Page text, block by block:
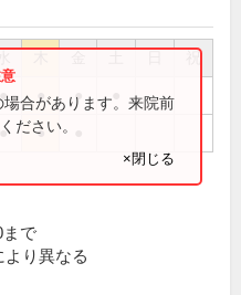
祝
● ●
●
合があります。来院前
ださい。
×閉じる
まで
り異なる